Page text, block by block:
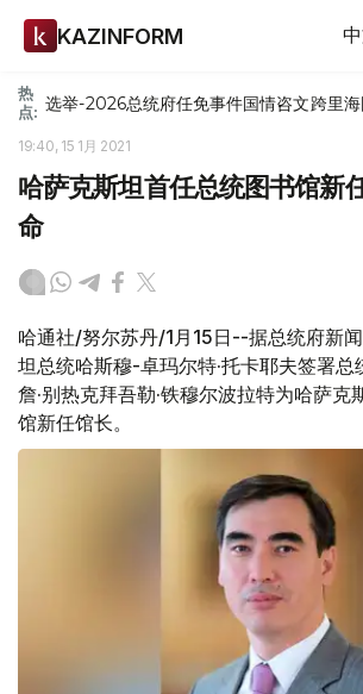
KAZINFORM
热
点: 选举-2026总统府任免事件国情咨文跨里
19:40, 15 1月 2021
哈萨克斯坦首任总统图书馆新
命
哈通社/努尔苏丹/1月15日--据总统府新
坦总统哈斯穆-卓玛尔特·托卡耶夫签署
詹·别热克拜吾勒·铁穆尔波拉特为哈萨克
馆新任馆长。